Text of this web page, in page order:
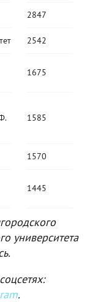
2847
2542
1675
1585
1570
1445
университета
.